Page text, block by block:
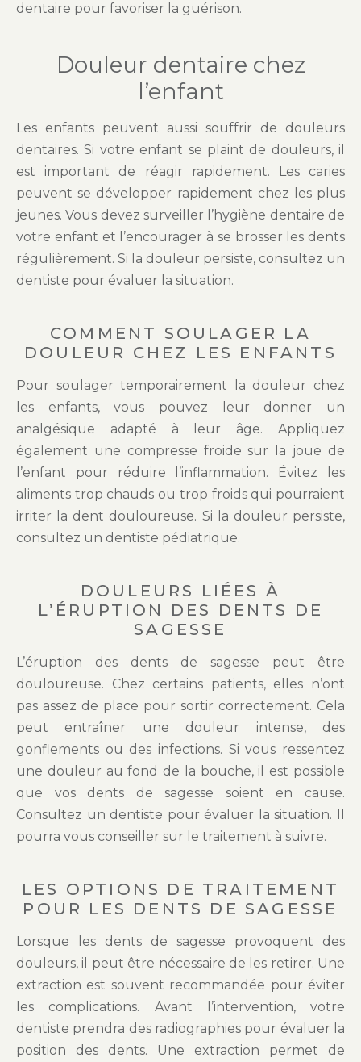
dentaire pour favoriser la guérison.
Douleur dentaire chez
l’enfant
Les enfants peuvent aussi souffrir de douleurs
dentaires. Si votre enfant se plaint de douleurs, il
est important de réagir rapidement. Les caries
peuvent se développer rapidement chez les plus
jeunes. Vous devez surveiller l’hygiène dentaire de
votre enfant et l’encourager à se brosser les dents
régulièrement. Si la douleur persiste, consultez un
dentiste pour évaluer la situation.
COMMENT SOULAGER LA
DOULEUR CHEZ LES ENFANTS
Pour soulager temporairement la douleur chez
les enfants, vous pouvez leur donner un
analgésique adapté à leur âge. Appliquez
également une compresse froide sur la joue de
l’enfant pour réduire l’inflammation. Évitez les
aliments trop chauds ou trop froids qui pourraient
irriter la dent douloureuse. Si la douleur persiste,
consultez un dentiste pédiatrique.
DOULEURS LIÉES À
L’ÉRUPTION DES DENTS DE
SAGESSE
L’éruption des dents de sagesse peut être
douloureuse. Chez certains patients, elles n’ont
pas assez de place pour sortir correctement. Cela
peut entraîner une douleur intense, des
gonflements ou des infections. Si vous ressentez
une douleur au fond de la bouche, il est possible
que vos dents de sagesse soient en cause.
Consultez un dentiste pour évaluer la situation. Il
pourra vous conseiller sur le traitement à suivre.
LES OPTIONS DE TRAITEMENT
POUR LES DENTS DE SAGESSE
Lorsque les dents de sagesse provoquent des
douleurs, il peut être nécessaire de les retirer. Une
extraction est souvent recommandée pour éviter
les complications. Avant l’intervention, votre
dentiste prendra des radiographies pour évaluer la
position des dents. Une extraction permet de